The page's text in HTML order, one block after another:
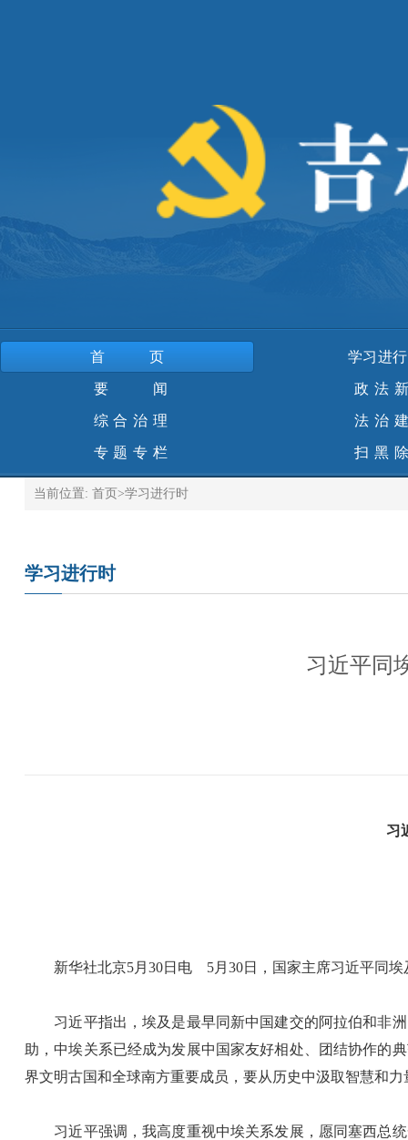
首页 学习进
要 闻 政法
综合治理 法治
专题专栏 扫黑
当前位置: 首页 >学习进行时
学习进行时
习近平同
习
新华社北京5月30日电 5月30日，国家主席习近平同埃
习近平指出，埃及是最早同新中国建交的阿拉伯和非洲
助，中埃关系已经成为发展中国家友好相处、团结协作的
界文明古国和全球南方重要成员，要从历史中汲取智慧和
习近平强调，我高度重视中埃关系发展，愿同塞西总统